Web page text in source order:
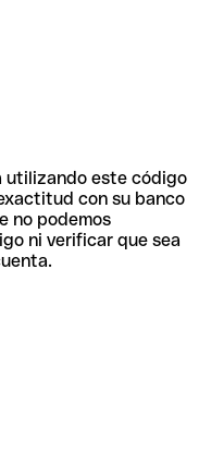
utilizando este código
con su banco
no podemos
ni verificar que sea